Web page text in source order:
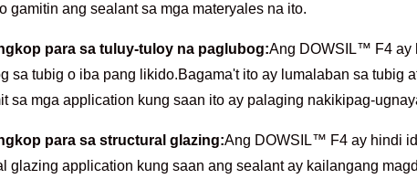
gamitin ang sealant sa mga materyales na ito.
para sa tuluy-tuloy na paglubog:Ang DOWSIL™ F4 ay
sa tubig o iba pang likido.Bagama't ito ay lumalaban sa tubig
sa mga application kung saan ito ay palaging nakikipag-
para sa structural glazing:Ang DOWSIL™ F4 ay hindi
glazing application kung saan ang sealant ay kailangang